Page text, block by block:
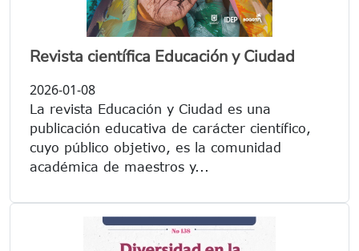
Revista científica Educación y Ciudad
2026-01-08
La revista Educación y Ciudad es una
publicación educativa de carácter científico,
cuyo público objetivo, es la comunidad
académica de maestros y...